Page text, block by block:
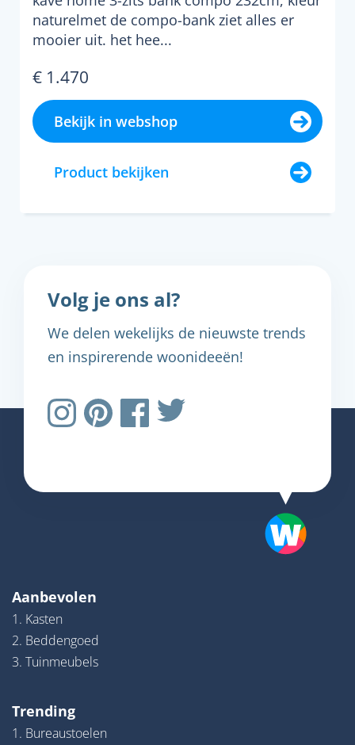
naturelmet de compo-bank ziet alles er
mooier uit. het hee...
€ 1.470
Bekijk in webshop
Product bekijken
Volg je ons al?
We delen wekelijks de nieuwste trends
en inspirerende woonideeën!
Aanbevolen
1. Kasten
2. Beddengoed
3. Tuinmeubels
Trending
1. Bureaustoelen